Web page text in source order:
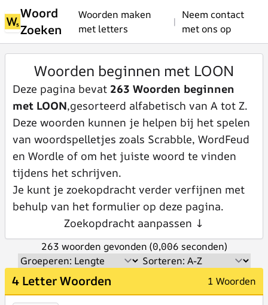
Woord
Zoeken
Woorden maken
met letters
|
Neem contact
met ons op
Woorden beginnen met LOON
Deze pagina bevat 263 Woorden beginnen
met LOON,gesorteerd alfabetisch van A tot Z.
Deze woorden kunnen je helpen bij het spelen
van woordspelletjes zoals Scrabble, WordFeud
en Wordle of om het juiste woord te vinden
tijdens het schrijven.
Je kunt je zoekopdracht verder verfijnen met
behulp van het formulier op deze pagina.
Zoekopdracht aanpassen ↓
263 woorden gevonden (0,006 seconden)
4 Letter Woorden 1 Woorden